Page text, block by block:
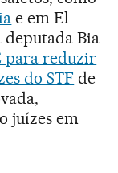
e em El
deputada Bia
para reduzir
do STF de
juízes em